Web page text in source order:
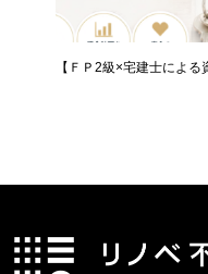
【ＦＰ2級×宅建士による